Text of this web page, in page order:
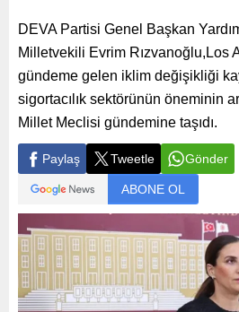
DEVA Partisi Genel Başkan
Milletvekili Evrim Rızvanoğlu,Los
gündeme gelen iklim değişikliği
sigortacılık sektörünün öneminin
Millet Meclisi gündemine taşıdı.
Paylaş Tweetle Gönder
ABONE OL